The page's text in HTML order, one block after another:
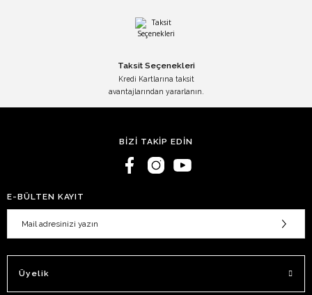
Taksit Seçenekleri
Kredi Kartlarına taksit
avantajlarından yararlanın.
BİZİ TAKİP EDİN
E-BÜLTEN KAYIT
Üyelik